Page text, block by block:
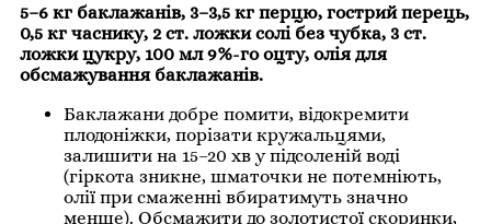
5–6 кг баклажанів, 3–3,5 кг перцю, гострий перець,
0,5 кг часнику, 2 ст. ложки солі без чубка, 3 ст.
ложки цукру, 100 мл 9%-го оцту, олія для
обсмажування баклажанів.
Баклажани добре помити, відокремити
плодоніжки, порізати кружальцями,
залишити на 15–20 хв у підсоленій воді
(гіркота зникне, шматочки не потемніють,
олії при смаженні вбиратимуть значно
менше). Обсмажити до золотистої скоринки,